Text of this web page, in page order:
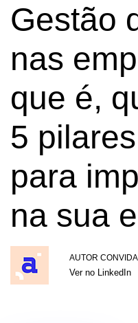
Gestão
nas
que é,
5
para
na sua
AUTOR
Ver no LinkedIn